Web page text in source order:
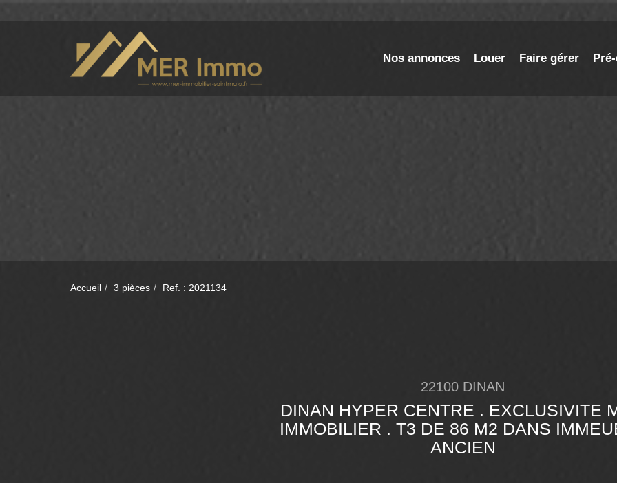
Nos annonces Louer Faire gérer
Accueil 3 pièces Ref. : 2021134
22100 DINAN
DINAN HYPER CENTRE . EXCLUSIVITE
IMMOBILIER . T3 DE 86 M2 DANS
ANCIEN